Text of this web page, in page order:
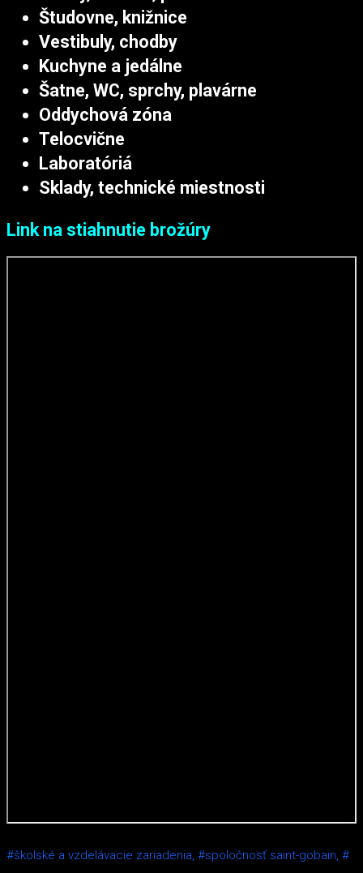
Študovne, knižnice
Vestibuly, chodby
Kuchyne a jedálne
Šatne, WC, sprchy, plavárne
Oddychová zóna
Telocvične
Laboratóriá
Sklady, technické miestnosti
Link na stiahnutie brožúry
#školské a vzdelávacie zariadenia, #spoločnosť saint-gobain, #